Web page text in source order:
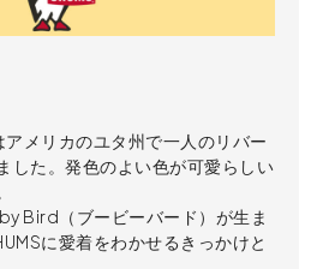
メリカのユタ州で一人のリバー
した。発色のよい色が可愛らしい
Bird（ブービーバード）が生ま
に愛着をわかせるきっかけと